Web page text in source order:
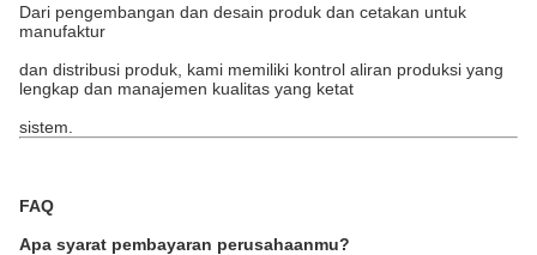
Dari pengembangan dan desain produk dan cetakan untuk
manufaktur
dan distribusi produk, kami memiliki kontrol aliran produksi yang
lengkap dan manajemen kualitas yang ketat
sistem.
FAQ
Apa syarat pembayaran perusahaanmu?